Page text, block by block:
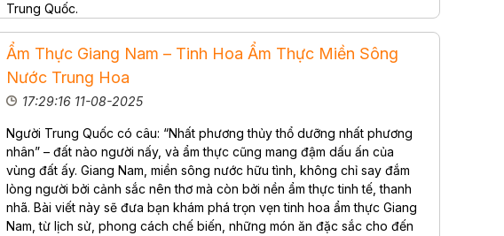
Trung Quốc.
Ẩm Thực Giang Nam – Tinh Hoa Ẩm Thực Miền Sông
Nước Trung Hoa
17:29:16 11-08-2025
Người Trung Quốc có câu: “Nhất phương thủy thổ dưỡng nhất phương
nhân” – đất nào người nấy, và ẩm thực cũng mang đậm dấu ấn của
vùng đất ấy. Giang Nam, miền sông nước hữu tình, không chỉ say đắm
lòng người bởi cảnh sắc nên thơ mà còn bởi nền ẩm thực tinh tế, thanh
nhã. Bài viết này sẽ đưa bạn khám phá trọn vẹn tinh hoa ẩm thực Giang
Nam, từ lịch sử, phong cách chế biến, những món ăn đặc sắc cho đến